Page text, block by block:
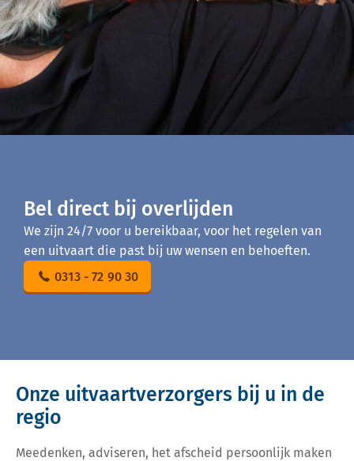
Bel direct bij overlijden
We zijn 24/7 voor u bereikbaar, voor het regelen van
een uitvaart die past bij uw wensen en behoeften.
0313 - 72 90 30
Onze uitvaartverzorgers bij u in de
regio
Meedenken, adviseren, het afscheid persoonlijk maken